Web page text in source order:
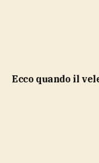
ecco quando il